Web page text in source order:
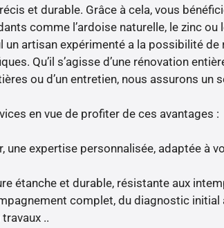
et durable. Grâce à cela, vous
comme l’ardoise naturelle, le zinc ou
un artisan expérimenté a la possibilité de
Qu’il s’agisse d’une rénovation
ou d’un entretien, nous assurons un
en vue de profiter de ces avantages :
une expertise personnalisée, adaptée à
étanche et durable, résistante aux
complet, du diagnostic initial
..